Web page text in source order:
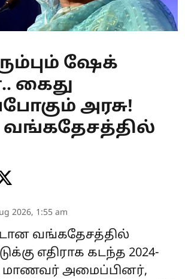
ஷேக்
கைது
அரசு!
வங்கதேசத்தில்
2026, 1:55 am
வங்கதேசத்தில்
எதிராக கடந்த 2024-
அமைப்பினர்,